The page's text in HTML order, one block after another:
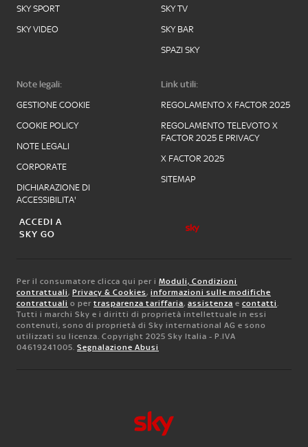
SKY SPORT
SKY VIDEO
SKY TV
SKY BAR
SPAZI SKY
Note legali:
GESTIONE COOKIE
COOKIE POLICY
NOTE LEGALI
CORPORATE
DICHIARAZIONE DI
ACCESSIBILITA'
Link utili:
REGOLAMENTO X FACTOR 2025
REGOLAMENTO TELEVOTO X
FACTOR 2025 E PRIVACY
X FACTOR 2025
SITEMAP
ACCEDI A
SKY GO
Per il consumatore clicca qui per i Moduli, Condizioni
contrattuali, Privacy & Cookies, informazioni sulle modifiche
contrattuali o per trasparenza tariffaria, assistenza e contatti.
Tutti i marchi Sky e i diritti di proprietà intellettuale in essi
contenuti, sono di proprietà di Sky international AG e sono
utilizzati su licenza. Copyright 2025 Sky Italia - P.IVA
04619241005. Segnalazione Abusi